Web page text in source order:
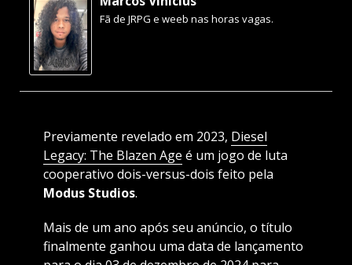
Fã de JRPG e weeb nas horas vagas.
Previamente revelado em 2023, Diesel
Legacy: The Blazen Age é um jogo de luta
cooperativo dois-versus-dois feito pela
Modus Studios.
Mais de um ano após seu anúncio, o título
finalmente ganhou uma data de lançamento